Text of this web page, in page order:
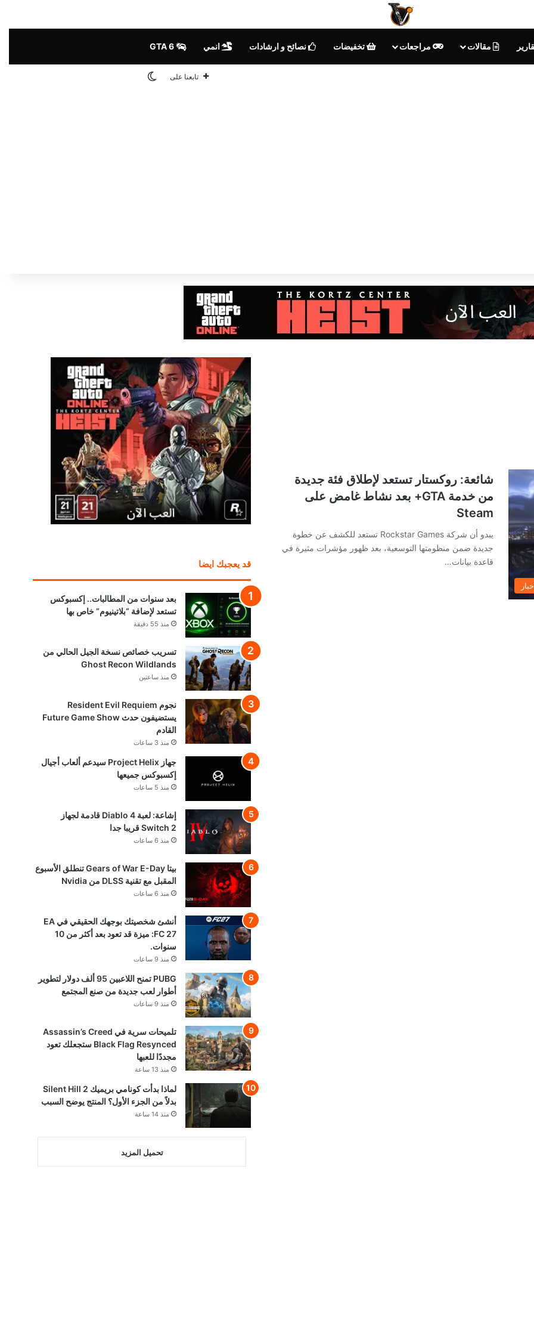
مقالات مراجعات تخفيضات نصائح و ارشادات انمي
تابعنا على الوضع المظلم
شائعة: روكستار تستعد لإطلاق فئة جديدة
من خدمة GTA+ بعد نشاط غامض على
Steam
يبدو أن شركة Rockstar Games تستعد للكشف عن خطوة
جديدة ضمن منظومتها التوسعية، بعد ظهور مؤشرات مثيرة في
قاعدة بيانات…
قد يعجبك ايضا
بعد سنوات من المطالبات.. إكسبوكس
تستعد لإضافة “بلاتينيوم” خاص بها
منذ 55 دقيقة
تسريب خصائص نسخة الجيل الحالي من
Ghost Recon Wildlands
منذ ساعتين
نجوم Resident Evil Requiem
يستضيفون حدث Future Game Show
القادم
منذ 3 ساعات
جهاز Project Helix سيدعم ألعاب أجيال
إكسبوكس جميعها
منذ 5 ساعات
إشاعة: لعبة Diablo 4 قادمة لجهاز
Switch 2 قريبا جدا
منذ 6 ساعات
بيتا Gears of War E-Day تنطلق الأسبوع
المقبل مع تقنية DLSS من Nvidia
منذ 6 ساعات
أنشئ شخصيتك بوجهك الحقيقي في EA
FC 27: ميزة قد تعود بعد أكثر من 10
سنوات.
منذ 9 ساعات
PUBG تمنح اللاعبين 95 ألف دولار لتطوير
أطوار لعب جديدة من صنع المجتمع
منذ 9 ساعات
تلميحات سرية في Assassin’s Creed
Black Flag Resynced ستجعلك تعود
مجددًا للعبها
منذ 13 ساعة
لماذا بدأت كونامي بريميك Silent Hill 2
بدلاً من الجزء الأول؟ المنتج يوضح السبب
منذ 14 ساعة
تحميل المزيد